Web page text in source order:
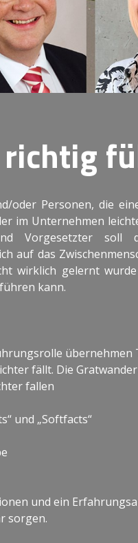
oder Personen, die
im Unternehmen
Vorgesetzter soll
auf das
wirklich gelernt
kann.
fällt. Die
fallen
und „Softfacts“
und ein
sorgen.